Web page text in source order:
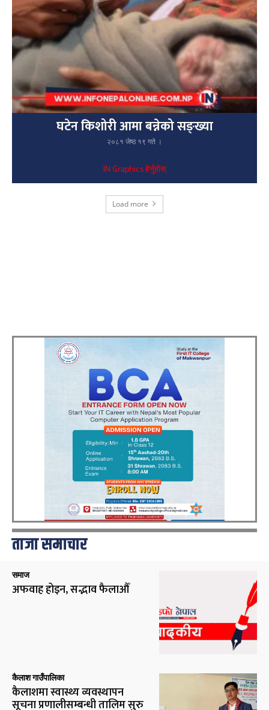
घटेन किशोरी आमा बन्नेको सङ्ख्या
२०८१ जेष्ठ १९ गते ।
IN Graphics हेर्नुहोस्
Load more
ताजा समाचार
समाज
अफवाह होइन, सद्भाव फैलाऔँ
कैलाश गाउँपालिका
कैलाशमा स्वास्थ्य व्यवस्थापन
सूचना प्रणालीसम्बन्धी तालिम सुरु